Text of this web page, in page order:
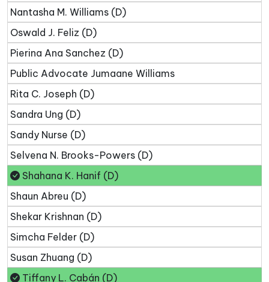
Nantasha M. Williams (D)
Oswald J. Feliz (D)
Pierina Ana Sanchez (D)
Public Advocate Jumaane Williams
Rita C. Joseph (D)
Sandra Ung (D)
Sandy Nurse (D)
Selvena N. Brooks-Powers (D)
Shahana K. Hanif (D)
Shaun Abreu (D)
Shekar Krishnan (D)
Simcha Felder (D)
Susan Zhuang (D)
Tiffany L. Cabán (D)